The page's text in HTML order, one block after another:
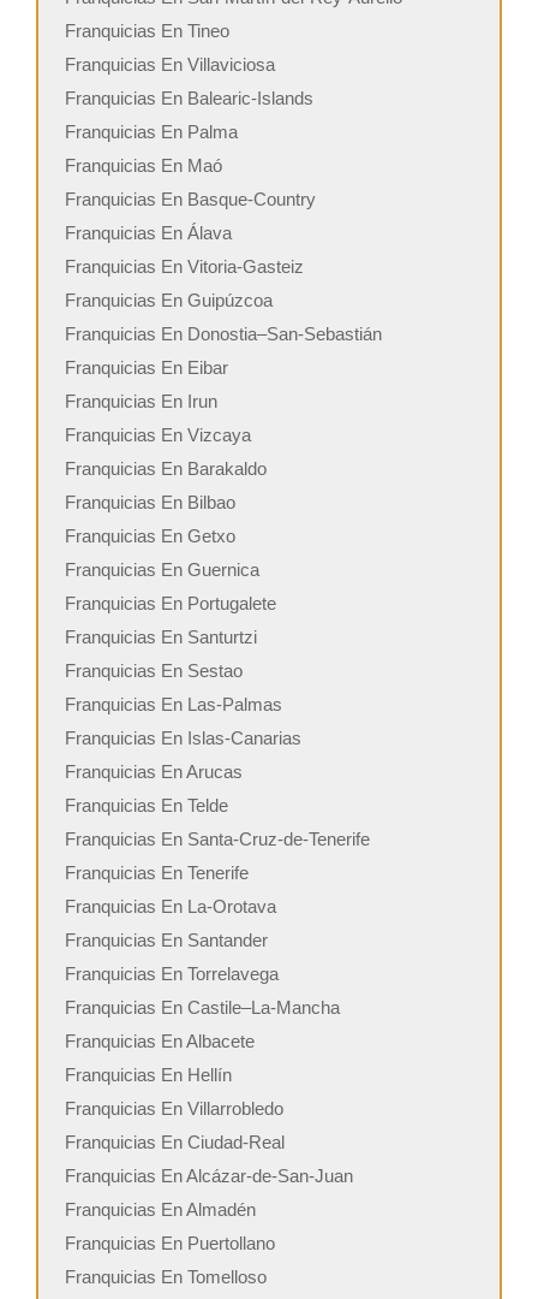
Franquicias En Tineo
Franquicias En Villaviciosa
Franquicias En Balearic-Islands
Franquicias En Palma
Franquicias En Maó
Franquicias En Basque-Country
Franquicias En Álava
Franquicias En Vitoria-Gasteiz
Franquicias En Guipúzcoa
Franquicias En Donostia–San-Sebastián
Franquicias En Eibar
Franquicias En Irun
Franquicias En Vizcaya
Franquicias En Barakaldo
Franquicias En Bilbao
Franquicias En Getxo
Franquicias En Guernica
Franquicias En Portugalete
Franquicias En Santurtzi
Franquicias En Sestao
Franquicias En Las-Palmas
Franquicias En Islas-Canarias
Franquicias En Arucas
Franquicias En Telde
Franquicias En Santa-Cruz-de-Tenerife
Franquicias En Tenerife
Franquicias En La-Orotava
Franquicias En Santander
Franquicias En Torrelavega
Franquicias En Castile–La-Mancha
Franquicias En Albacete
Franquicias En Hellín
Franquicias En Villarrobledo
Franquicias En Ciudad-Real
Franquicias En Alcázar-de-San-Juan
Franquicias En Almadén
Franquicias En Puertollano
Franquicias En Tomelloso